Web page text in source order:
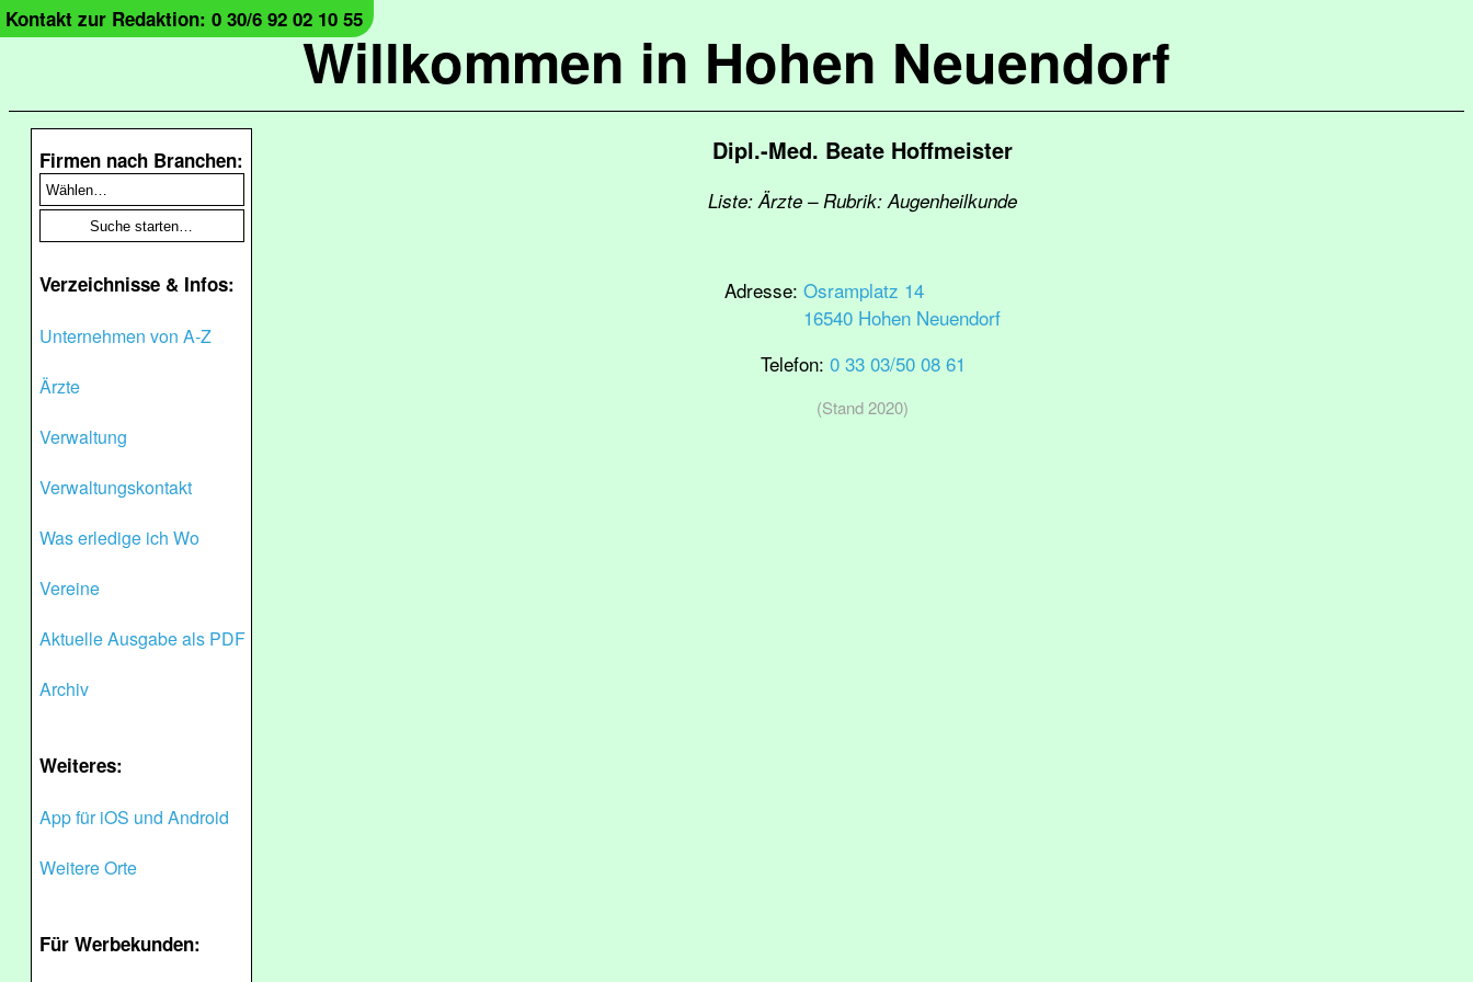
Willkommen in Hohen Neuendorf
Kontakt zur Redaktion: 0 30/6 92 02 10 55
Firmen nach Branchen:
Verzeichnisse & Infos:
Unternehmen von A-Z
Ärzte
Verwaltung
Verwaltungskontakt
Was erledige ich Wo
Vereine
Aktuelle Ausgabe als PDF
Archiv
Weiteres:
App für iOS und Android
Weitere Orte
Für Werbekunden:
Dipl.-Med. Beate Hoffmeister
Liste: Ärzte – Rubrik: Augenheilkunde
Adresse: Osramplatz 14
16540 Hohen Neuendorf
Telefon: 0 33 03/50 08 61
(Stand 2020)